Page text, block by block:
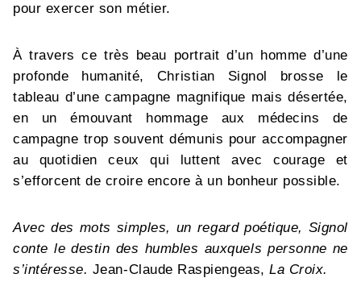
pour exercer son métier.
À travers ce très beau portrait d’un homme d’une
profonde humanité, Christian Signol brosse le
tableau d’une campagne magnifique mais désertée,
en un émouvant hommage aux médecins de
campagne trop souvent démunis pour accompagner
au quotidien ceux qui luttent avec courage et
s’efforcent de croire encore à un bonheur possible.
Avec des mots simples, un regard poétique, Signol
conte le destin des humbles auxquels personne ne
s’intéresse. Jean-Claude Raspiengeas,La Croix.